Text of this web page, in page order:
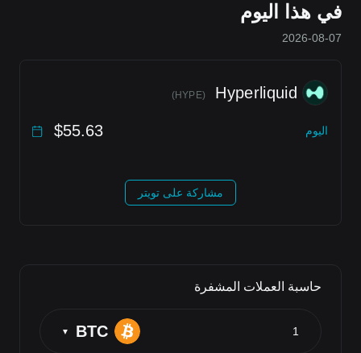
في هذا اليوم
2026-08-07
Hyperliquid
(
HYPE
)
اليوم $55.63
مشاركة على تويتر